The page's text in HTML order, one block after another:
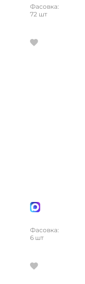
Фасовка:
72 шт
Фасовка:
6 шт